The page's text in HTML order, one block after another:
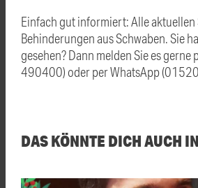
Einfach gut informiert: Alle aktuellen
Behinderungen aus Schwaben. Sie
gesehen? Dann melden Sie es
490400) oder per WhatsApp
DAS KÖNNTE DICH AUCH